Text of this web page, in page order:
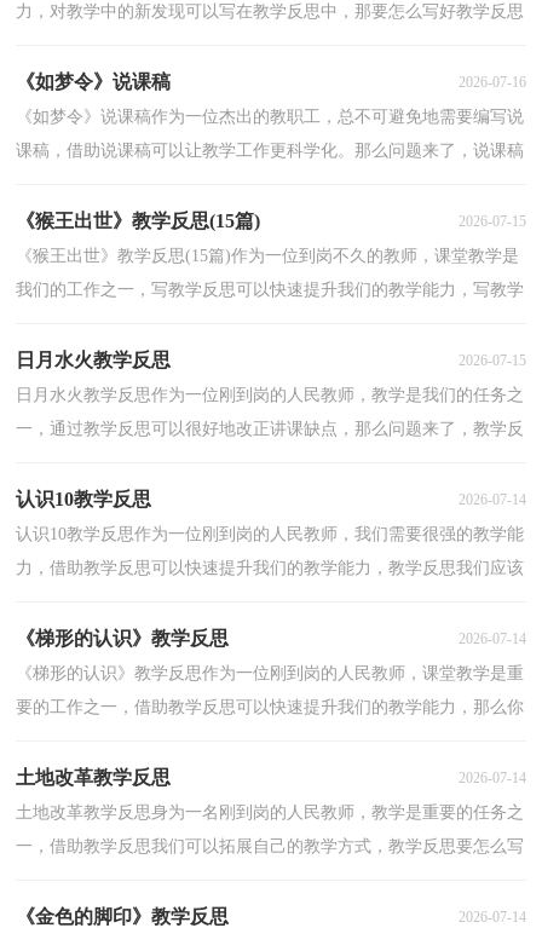
力，对教学中的新发现可以写在教学反思中，那要怎么写好教学反思
《如梦令》说课稿 2026-07-16
《如梦令》说课稿作为一位杰出的教职工，总不可避免地需要编写说
课稿，借助说课稿可以让教学工作更科学化。那么问题来了，说课稿
《猴王出世》教学反思(15篇) 2026-07-15
《猴王出世》教学反思(15篇)作为一位到岗不久的教师，课堂教学是
我们的工作之一，写教学反思可以快速提升我们的教学能力，写教学
日月水火教学反思 2026-07-15
日月水火教学反思作为一位刚到岗的人民教师，教学是我们的任务之
一，通过教学反思可以很好地改正讲课缺点，那么问题来了，教学反
认识10教学反思 2026-07-14
认识10教学反思作为一位刚到岗的人民教师，我们需要很强的教学能
力，借助教学反思可以快速提升我们的教学能力，教学反思我们应该
《梯形的认识》教学反思 2026-07-14
《梯形的认识》教学反思作为一位刚到岗的人民教师，课堂教学是重
要的工作之一，借助教学反思可以快速提升我们的教学能力，那么你
土地改革教学反思 2026-07-14
土地改革教学反思身为一名刚到岗的人民教师，教学是重要的任务之
一，借助教学反思我们可以拓展自己的教学方式，教学反思要怎么写
《金色的脚印》教学反思 2026-07-14